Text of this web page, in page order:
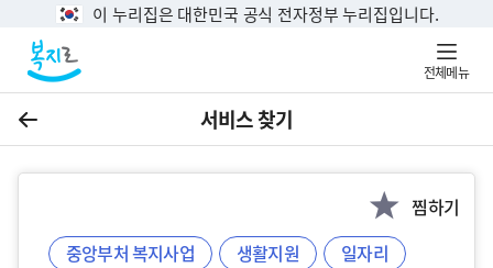
이 누리집은 대한민국 공식 전자정부 누리집입니다.
전체메뉴
이전 서비스 찾기
찜하기
중앙부처 복지사업
생활지원 일자리